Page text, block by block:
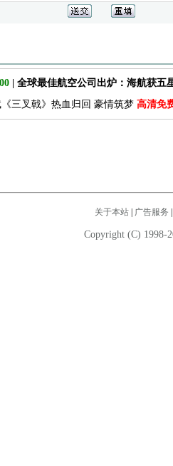
| 全球最佳航空公司出炉：海航获五
三叉戟》热血归回 豪情筑梦 高清免
关于本站| 广告服务
Copyright (C) 1998-